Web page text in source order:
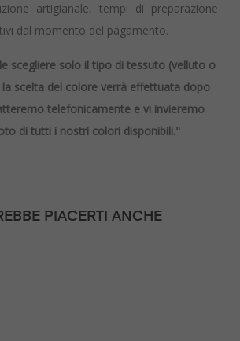
artigianale, tempi di preparazione
dal momento del pagamento.
scegliere solo il tipo di tessuto (velluto o
scelta del colore verrà effettuata dopo
telefonicamente e vi invieremo
di tutti i nostri colori disponibili."
PIACERTI ANCHE